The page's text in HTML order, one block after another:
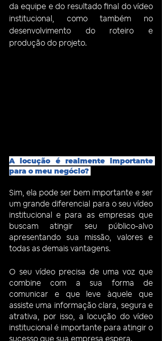
da equipe e do resultado final do vídeo
institucional, como também no
desenvolvimento do roteiro e
produção do projeto.
A locução é realmente importante
para o meu negócio?
Sim, ela pode ser bem importante e ser
um grande diferencial para o seu vídeo
institucional e para as empresas que
buscam atingir seu público-alvo
apresentando sua missão, valores e
todas as demais vantagens.
O seu vídeo precisa de uma voz que
combine com a sua forma de
comunicar e que leve àquele que
assiste uma informação clara, segura e
atrativa, por isso, a locução do vídeo
institucional é importante para atingir o
sucesso que sua empresa espera.